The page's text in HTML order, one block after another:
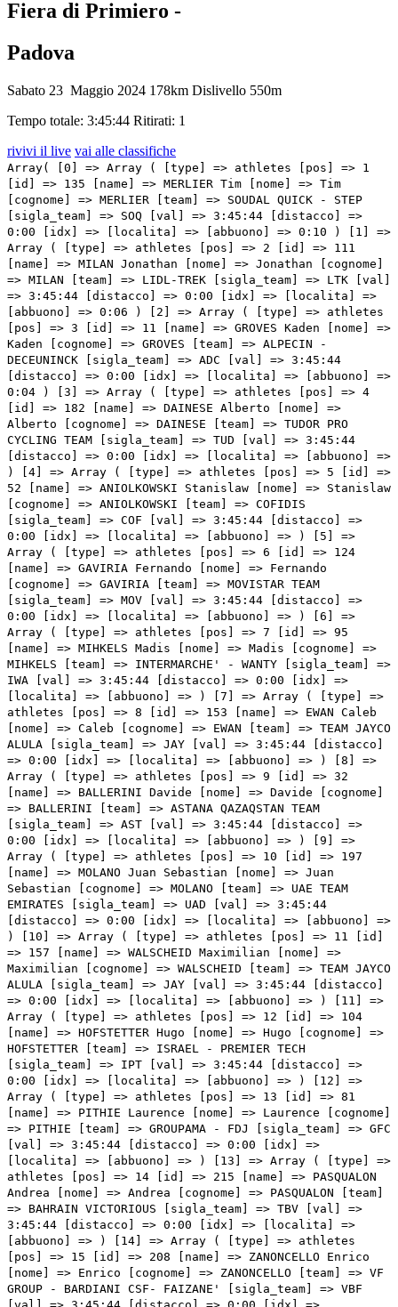
Fiera di Primiero -
Padova
Sabato 23 Maggio 2024 178km Dislivello 550m
Tempo totale: 3:45:44 Ritirati: 1
rivivi il live vai alle classifiche
Array( [0] => Array ( [type] => athletes [pos] => 1 [id] => 135 [name] => MERLIER Tim [nome] => Tim [cognome] => MERLIER [team] => SOUDAL QUICK - STEP [sigla_team] => SOQ [val] => 3:45:44 [distacco] => 0:00 [idx] => [localita] => [abbuono] => 0:10 ) [1] => Array ( [type] => athletes [pos] => 2 [id] => 111 [name] => MILAN Jonathan [nome] => Jonathan [cognome] => MILAN [team] => LIDL-TREK [sigla_team] => LTK [val] => 3:45:44 [distacco] => 0:00 [idx] => [localita] => [abbuono] => 0:06 ) [2] => Array ( [type] => athletes [pos] => 3 [id] => 11 [name] => GROVES Kaden [nome] => Kaden [cognome] => GROVES [team] => ALPECIN - DECEUNINCK [sigla_team] => ADC [val] => 3:45:44 [distacco] => 0:00 [idx] => [localita] => [abbuono] => 0:04 ) [3] => Array ( [type] => athletes [pos] => 4 [id] => 182 [name] => DAINESE Alberto [nome] => Alberto [cognome] => DAINESE [team] => TUDOR PRO CYCLING TEAM [sigla_team] => TUD [val] => 3:45:44 [distacco] => 0:00 [idx] => [localita] => [abbuono] => ) [4] => Array ( [type] => athletes [pos] => 5 [id] => 52 [name] => ANIOLKOWSKI Stanislaw [nome] => Stanislaw [cognome] => ANIOLKOWSKI [team] => COFIDIS [sigla_team] => COF [val] => 3:45:44 [distacco] => 0:00 [idx] => [localita] => [abbuono] => ) [5] => Array ( [type] => athletes [pos] => 6 [id] => 124 [name] => GAVIRIA Fernando [nome] => Fernando [cognome] => GAVIRIA [team] => MOVISTAR TEAM [sigla_team] => MOV [val] => 3:45:44 [distacco] => 0:00 [idx] => [localita] => [abbuono] => ) [6] => Array ( [type] => athletes [pos] => 7 [id] => 95 [name] => MIHKELS Madis [nome] => Madis [cognome] => MIHKELS [team] => INTERMARCHE' - WANTY [sigla_team] => IWA [val] => 3:45:44 [distacco] => 0:00 [idx] => [localita] => [abbuono] => ) [7] => Array ( [type] => athletes [pos] => 8 [id] => 153 [name] => EWAN Caleb [nome] => Caleb [cognome] => EWAN [team] => TEAM JAYCO ALULA [sigla_team] => JAY [val] => 3:45:44 [distacco] => 0:00 [idx] => [localita] => [abbuono] => ) [8] => Array ( [type] => athletes [pos] => 9 [id] => 32 [name] => BALLERINI Davide [nome] => Davide [cognome] => BALLERINI [team] => ASTANA QAZAQSTAN TEAM [sigla_team] => AST [val] => 3:45:44 [distacco] => 0:00 [idx] => [localita] => [abbuono] => ) [9] => Array ( [type] => athletes [pos] => 10 [id] => 197 [name] => MOLANO Juan Sebastian [nome] => Juan Sebastian [cognome] => MOLANO [team] => UAE TEAM EMIRATES [sigla_team] => UAD [val] => 3:45:44 [distacco] => 0:00 [idx] => [localita] => [abbuono] => ) [10] => Array ( [type] => athletes [pos] => 11 [id] => 157 [name] => WALSCHEID Maximilian [nome] => Maximilian [cognome] => WALSCHEID [team] => TEAM JAYCO ALULA [sigla_team] => JAY [val] => 3:45:44 [distacco] => 0:00 [idx] => [localita] => [abbuono] => ) [11] => Array ( [type] => athletes [pos] => 12 [id] => 104 [name] => HOFSTETTER Hugo [nome] => Hugo [cognome] => HOFSTETTER [team] => ISRAEL - PREMIER TECH [sigla_team] => IPT [val] => 3:45:44 [distacco] => 0:00 [idx] => [localita] => [abbuono] => ) [12] => Array ( [type] => athletes [pos] => 13 [id] => 81 [name] => PITHIE Laurence [nome] => Laurence [cognome] => PITHIE [team] => GROUPAMA - FDJ [sigla_team] => GFC [val] => 3:45:44 [distacco] => 0:00 [idx] => [localita] => [abbuono] => ) [13] => Array ( [type] => athletes [pos] => 14 [id] => 215 [name] => PASQUALON Andrea [nome] => Andrea [cognome] => PASQUALON [team] => BAHRAIN VICTORIOUS [sigla_team] => TBV [val] => 3:45:44 [distacco] => 0:00 [idx] => [localita] => [abbuono] => ) [14] => Array ( [type] => athletes [pos] => 15 [id] => 208 [name] => ZANONCELLO Enrico [nome] => Enrico [cognome] => ZANONCELLO [team] => VF GROUP - BARDIANI CSF- FAIZANE' [sigla_team] => VBF [val] => 3:45:44 [distacco] => 0:00 [idx] => [localita] => [abbuono] => ) [15] => Array ( [type] => athletes [pos] => 16 [id] => 142 [name] => ANDRESEN Lund Tobias [nome] => Lund Tobias [cognome] => ANDRESEN [team] => TEAM DSM - FIRMENICH POSTNL [sigla_team] => DFP [val] => 3:45:44 [distacco] => 0:00 [idx] => [localita] => [abbuono] => ) [16] => Array ( [type] => athletes [pos] => 17 [id] => 178 [name] => VAN DIJKE Tim [nome] => Tim [cognome] => VAN DIJKE [team] => TEAM VISMA - LEASE A BIKE [sigla_team] => TVL [val] => 3:45:44 [distacco] => 0:00 [idx] => [localita] => [abbuono] => ) [17] => Array ( [type] => athletes [pos] => 18 [id] => 164 [name] => LONARDI Giovanni [nome] => Giovanni [cognome] => LONARDI [team] => TEAM POLTI KOMETA [sigla_team] => PTK [val] => 3:45:44 [distacco] => 0:00 [idx] => [localita] => [abbuono] => ) [18] => Array ( [type] => athletes [pos] => 19 [id] => 25 [name] => GRONDIN Donavan [nome] => Donavan [cognome] => GRONDIN [team] => ARKEA - B&B HOTELS [sigla_team] => ARK [val] => 3:45:44 [distacco] => 0:00 [idx] => [localita] => [abbuono] => ) [19] => Array ( [type] => athletes [pos] => 20 [id] => 125 [name] => MILESI Lorenzo [nome] => Lorenzo [cognome] => MILESI [team] => MOVISTAR TEAM [sigla_team] => MOV [val] => 3:45:44 [distacco] => 0:00 [idx] => [localita] => [abbuono] => ) [20] => Array ( [type] => athletes [pos] => 21 [id] => 216 [name] => ZAMBANINI Edoardo [nome] => Edoardo [cognome] => ZAMBANINI [team] => BAHRAIN VICTORIOUS [sigla_team] => TBV [val] => 3:45:44 [distacco] => 0:00 [idx] => [localita] => [abbuono] => ) [21] => Array ( [type] => athletes [pos] => 22 [id] => 166 [name] => MUNOZ Francisco [nome] => Francisco [cognome] => MUNOZ [team] => TEAM POLTI KOMETA [sigla_team] => PTK [val] => 3:45:44 [distacco] => 0:00 [idx] => [localita] => [abbuono] => ) [22] => Array ( [type] => athletes [pos] => 23 [id] => 66 [name] => TRONCHON Bastien [nome] => Bastien [cognome] => TRONCHON [team] => DECATHLON AG2R LA MONDIALE TEAM [sigla_team] => DAT [val] => 3:45:44 [distacco] => 0:00 [idx] => [localita] => [abbuono] => ) [23] => Array ( [type] => athletes [pos] => 24 [id] => 43 [name] => GAMPER Patrick [nome] => Patrick [cognome] => GAMPER [team] => BORA - HANSGROHE [sigla_team] => BOH [val] => 3:45:44 [distacco] => 0:00 [idx] => [localita] => [abbuono] => ) [24] => Array ( [type] => athletes [pos] => 25 [id] => 14